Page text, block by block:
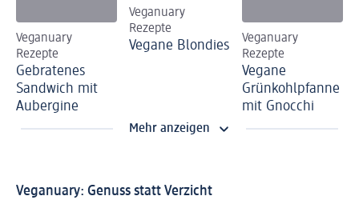
Veganuary
Rezepte
Gebratenes
Sandwich mit
Aubergine
Veganuary
Rezepte
Vegane Blondies
Veganuary
Rezepte
Vegane
Grünkohlpfanne
mit Gnocchi
Mehr anzeigen
Veganuary: Genuss statt Verzicht